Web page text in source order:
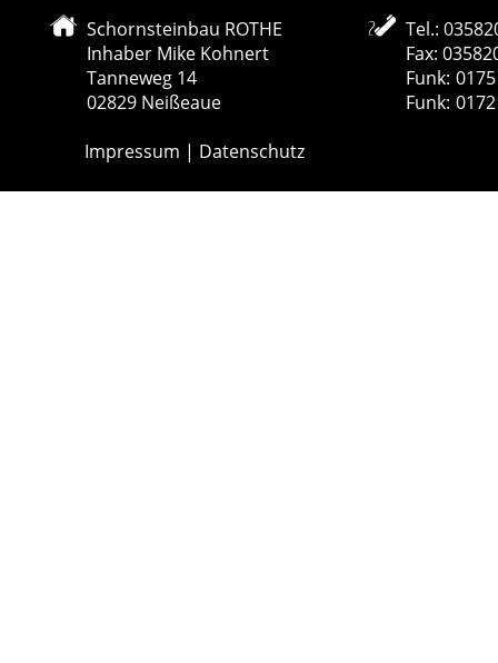
Schornsteinbau ROTHE
Inhaber Mike Kohnert
Tanneweg 14
02829 Neißeaue
Tel.:
Fax:
Funk:
Funk:
Impressum | Datenschutz